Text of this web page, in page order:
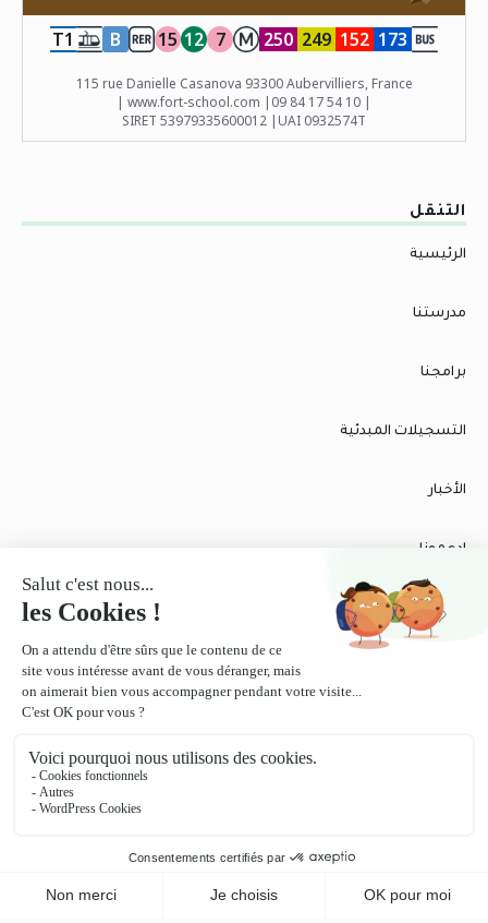
173
152
249
250
7
12
15
B
T1
115 rue Danielle Casanova 93300 Aubervilliers, France
| www.fort-school.com | 09 84 17 54 10 |
SIRET 53979335600012 | UAI 0932574T
التنقل
الرئيسية
مدرستنا
برامجنا
التسجيلات المبدئية
الأخبار
ادعمونا
رسومنا
© 2026 Fort School - تم تطوير الموقع بواسطة - جميع الحقوق
الإشعارات القانونية سياسة الخصوصية